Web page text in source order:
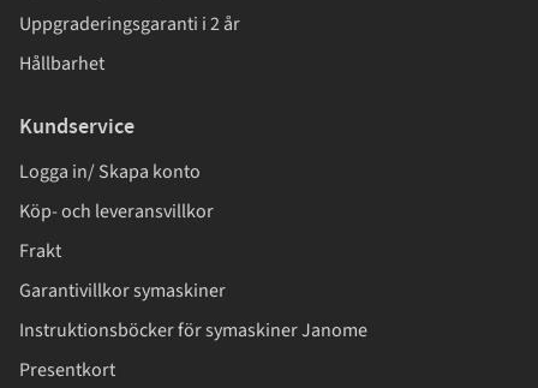
Uppgraderingsgaranti i 2 år
Hållbarhet
Kundservice
Logga in/ Skapa konto
Köp- och leveransvillkor
Frakt
Garantivillkor symaskiner
Instruktionsböcker för symaskiner Janome
Presentkort